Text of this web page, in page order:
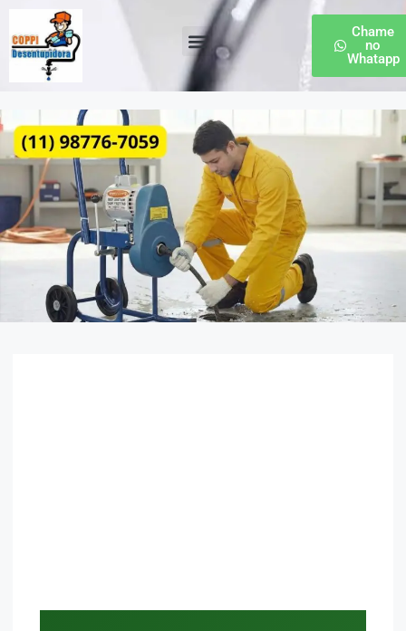
Chame
no
Whatapp